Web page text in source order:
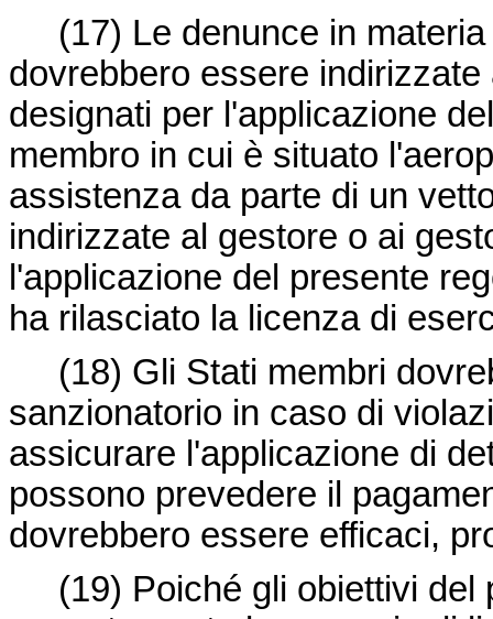
(17) Le denunce in
dovrebbero essere
designati per l'applicazione
membro in cui è situato
assistenza da parte di un
indirizzate al gestore o ai
l'applicazione del presente
ha rilasciato la licenza di
(18) Gli Stati membri
sanzionatorio in caso di
assicurare l'applicazione di
possono prevedere il
dovrebbero essere efficaci,
(19) Poiché gli obiettivi del